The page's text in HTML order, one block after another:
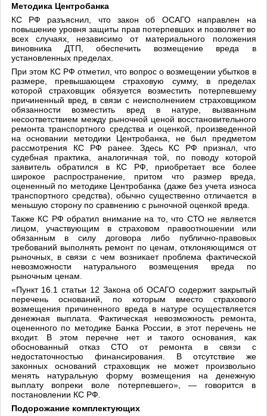
Методика Центробанка
КС РФ разъяснил, что закон об ОСАГО направлен на
повышение уровня защиты прав потерпевших и позволяет во
всех случаях, независимо от материального положения
виновника ДТП, обеспечить возмещение вреда в
установленных пределах.
При этом КС РФ отметил, что вопрос о возмещении убытков в
размере, превышающем страховую сумму, в пределах
которой страховщик обязуется возместить потерпевшему
причиненный вред, в связи с неисполнением страховщиком
обязанности возместить вред в натуре, вызванным
несоответствием между рыночной ценой восстановительного
ремонта транспортного средства и оценкой, произведенной
на основании методики Центробанка, не был предметом
рассмотрения КС РФ ранее. Здесь КС РФ признал, что
судебная практика, аналогичная той, по поводу которой
заявитель обратился в КС РФ, приобретает все более
широкое распространение, притом что размер вреда,
оцененный по методике Центробанка (даже без учета износа
транспортного средства), обычно существенно отличается в
меньшую сторону по сравнению с рыночной оценкой вреда.
Также КС РФ обратил внимание на то, что СТО не является
лицом, участвующим в страховом правоотношении или
обязанным в силу договора либо публично-правовых
требований выполнять ремонт по ценам, отклоняющимся от
рыночных, в связи с чем возникает проблема фактической
невозможности натурального возмещения вреда по
рыночным ценам.
«Пункт 16.1 статьи 12 Закона об ОСАГО содержит закрытый
перечень оснований, по которым вместо страхового
возмещения причиненного вреда в натуре осуществляется
денежная выплата. Фактическая невозможность ремонта,
оцененного по методике Банка России, в этот перечень не
входит. В этом перечне нет и такого основания, как
обоснованный отказ СТО от ремонта в связи с
недостаточностью финансирования. В отсутствие же
законных оснований страховщик не может произвольно
менять натуральную форму возмещения на денежную
выплату вопреки воле потерпевшего», — говорится в
постановлении КС РФ.
Подорожание комплектующих